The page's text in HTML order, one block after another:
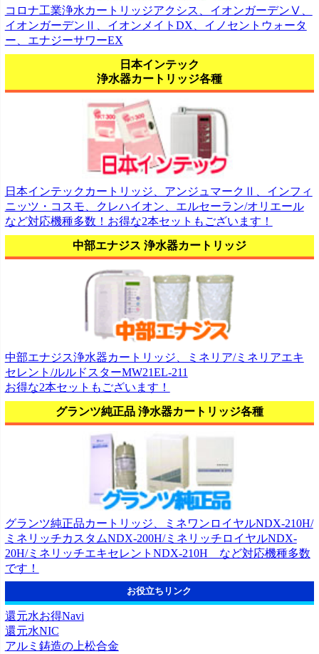
コロナ工業浄水カートリッジアクシス、イオンガーデンⅤ、
イオンガーデンⅡ、イオンメイトDX、イノセントウォータ
ー、エナジーサワーEX
日本インテック
浄水器カートリッジ各種
日本インテックカートリッジ、アンジュマークⅡ、インフィ
ニッツ・コスモ、クレハイオン、エルセーラン/オリエール
など対応機種多数！お得な2本セットもございます！
中部エナジス 浄水器カートリッジ
中部エナジス浄水器カートリッジ、ミネリア/ミネリアエキ
セレント/ルルドスターMW21EL-211
お得な2本セットもございます！
グランツ純正品 浄水器カートリッジ各種
グランツ純正品カートリッジ、ミネワンロイヤルNDX-210H/
ミネリッチカスタムNDX-200H/ミネリッチロイヤルNDX-
20H/ミネリッチエキセレントNDX-210H など対応機種多数
です！
お役立ちリンク
還元水お得Navi
還元水NIC
アルミ鋳造の上松合金